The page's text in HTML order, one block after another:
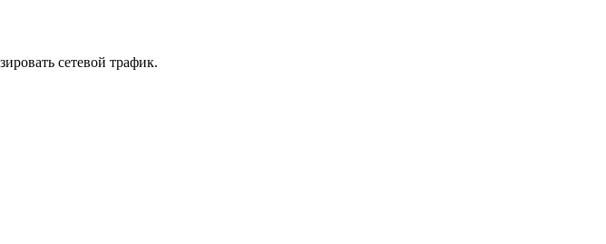
сетевой трафик.